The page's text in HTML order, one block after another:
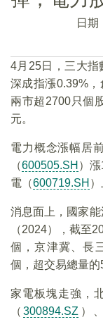
日期
4月25日，三大指
深成指漲0.39%，
兩市超2700只個
元。
電力概念漲幅居
（600505.SH ）
電（600719.SH ）
消息面上，國家
（2024），截至
個，京津冀、長
個，超交易總量的
家電板塊走強，
（300894.SZ ）